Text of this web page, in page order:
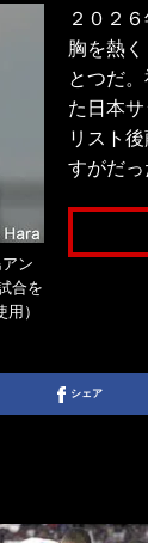
ン
合を
）
２０２
胸を熱
とつだ
た日本
リスト
すがだ
シェア